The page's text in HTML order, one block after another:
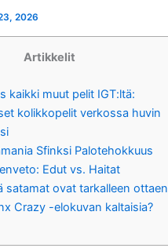
2026
Artikkelit
kaikki muut pelit IGT:ltä:
kolikkopelit verkossa huvin
Sfinksi Palotehokkuus
Edut vs. Haitat
satamat ovat tarkalleen ottaen
Crazy -elokuvan kaltaisia?